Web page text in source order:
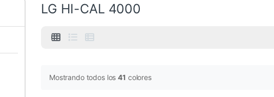
LG HI-CAL 4000
Mostrando todos los41 colores